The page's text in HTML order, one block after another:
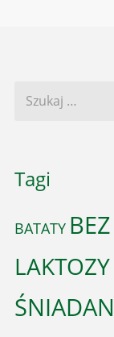
Tagi
BATATY
LAKTOZY